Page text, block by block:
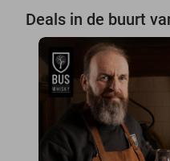
Deals in de buurt